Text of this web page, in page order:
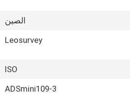
الصين
Leosurvey
ISO
ADSmini109-3